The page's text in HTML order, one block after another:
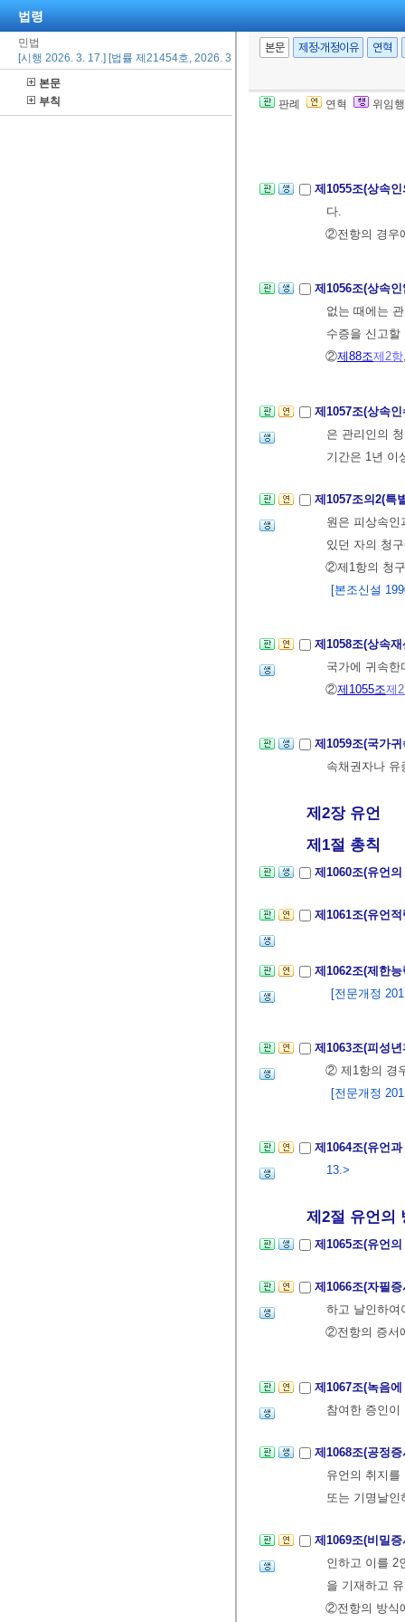
법령
민법
[시행 2026. 3. 17.] [법률 제21454호, 2026. 3. 17., 일부개정]
본문
부칙
본문 제정·개정이유 연혁
판례 연혁 위임
이를 공고하
제1055조(상속
다.
②전항의 경우
제1056조(상속
없는 때에는
수증을 신고
②제88조제2항
제1057조(상속
은 관리인의
기간은 1년 이
제1057조의2(특
원은 피상속
있던 자의 청
②제1항의 청
[본조신설
제1058조(상속
국가에 귀속
②제1055조제
제1059조(국가
속채권자나
제2장 유언
제1절 총칙
제1060조(유언
제1061조(유언
제1062조(제한
[전문개정
제1063조(피성
② 제1항의 경
[전문개정
제1064조(유언
13.>
제2절 유언의
제1065조(유언
제1066조(자필
하고 날인하여
②전항의 증서
제1067조(녹음
참여한 증인
제1068조(공정
유언의 취지
또는 기명날인
제1069조(비밀
인하고 이를 2
을 기재하고
②전항의 방식